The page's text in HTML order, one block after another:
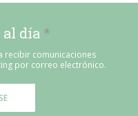
día *
recibir comunicaciones
por correo electrónico.